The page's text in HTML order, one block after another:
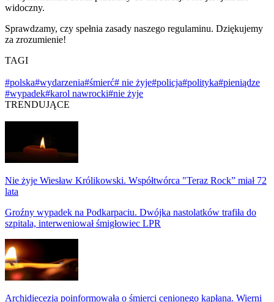
widoczny.
Sprawdzamy, czy spełnia zasady naszego regulaminu. Dziękujemy
za zrozumienie!
TAGI
#polska#wydarzenia#śmierć# nie żyje#policja#polityka#pieniądze
#wypadek#karol nawrocki#nie żyje
TRENDUJĄCE
Nie żyje Wiesław Królikowski. Współtwórca "Teraz Rock” miał 72
lata
Groźny wypadek na Podkarpaciu. Dwójka nastolatków trafiła do
szpitala, interweniował śmigłowiec LPR
Archidiecezja poinformowała o śmierci cenionego kapłana. Wierni